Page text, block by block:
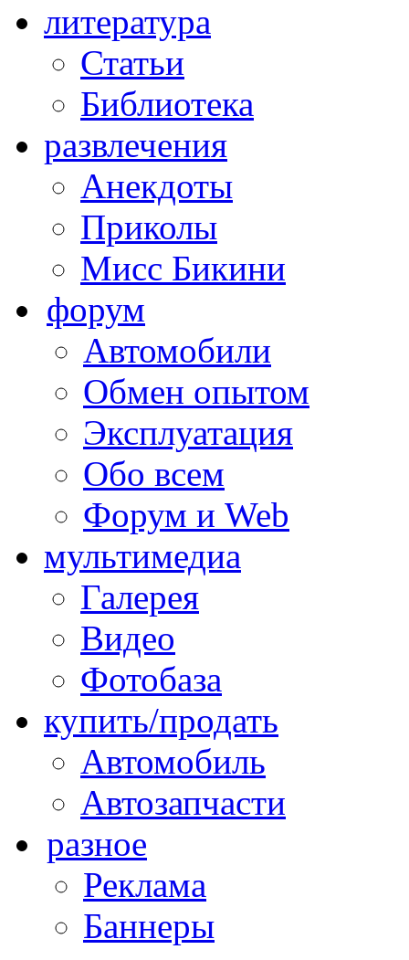
литература
Статьи
Библиотека
развлечения
Анекдоты
Приколы
Мисс Бикини
форум
Автомобили
Обмен опытом
Эксплуатация
Обо всем
Форум и Web
мультимедиа
Галерея
Видео
Фотобаза
купить/продать
Автомобиль
Автозапчасти
разное
Реклама
Баннеры